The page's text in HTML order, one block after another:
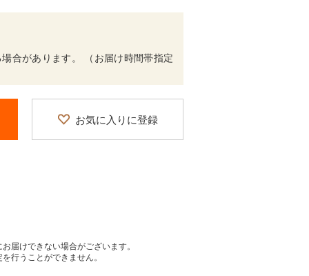
合があります。 （お届け時間帯指定
お気に入りに登録
届けできない場合がございます。
行うことができません。